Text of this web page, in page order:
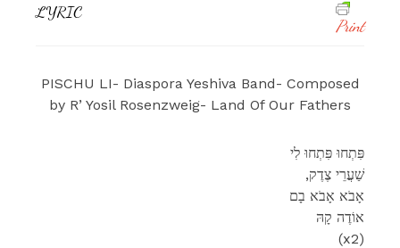
LYRIC
Print
PISCHU LI- Diaspora Yeshiva Band- Composed
by R’ Yosil Rosenzweig- Land Of Our Fathers
פִּתְחוּ פִּתְחוּ לִי
,שַׁעֲרֵי צֶדֶק
אָבֹא אָבֹא בָם
אוֹדֶה קָהּ
(x2)